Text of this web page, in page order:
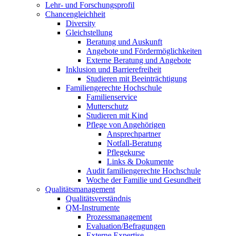
Lehr- und Forschungsprofil
Chancengleichheit
Diversity
Gleichstellung
Beratung und Auskunft
Angebote und Fördermöglichkeiten
Externe Beratung und Angebote
Inklusion und Barrierefreiheit
Studieren mit Beeinträchtigung
Familiengerechte Hochschule
Familienservice
Mutterschutz
Studieren mit Kind
Pflege von Angehörigen
Ansprechpartner
Notfall-Beratung
Pflegekurse
Links & Dokumente
Audit familiengerechte Hochschule
Woche der Familie und Gesundheit
Qualitätsmanagement
Qualitätsverständnis
QM-Instrumente
Prozessmanagement
Evaluation/Befragungen